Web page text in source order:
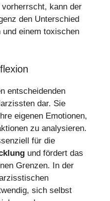
vorherrscht, kann der
den Unterschied
einem toxischen
entscheidenden
dar. Sie
eigenen Emotionen,
zu analysieren.
für die
und fördert das
Grenzen. In der
sich selbst